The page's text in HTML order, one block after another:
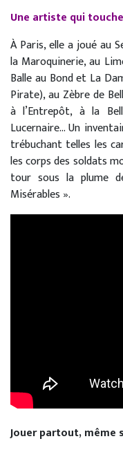
Une artiste qui
À Paris, elle a joué au
la Maroquinerie, au
Balle au Bond et La
Pirate), au Zèbre de
à l’Entrepôt, à la
Lucernaire… Un
trébuchant telles les
les corps des soldats
tour sous la plume
Misérables ».
Jouer partout, même